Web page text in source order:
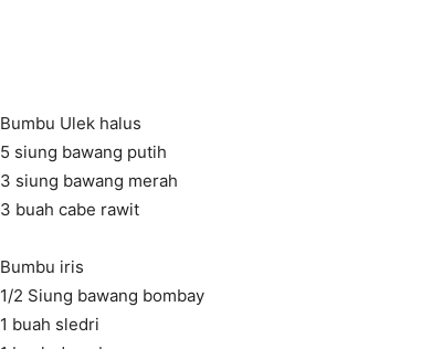
Bumbu Ulek halus
5 siung bawang putih
3 siung bawang merah
3 buah cabe rawit
Bumbu iris
1/2 Siung bawang bombay
1 buah sledri